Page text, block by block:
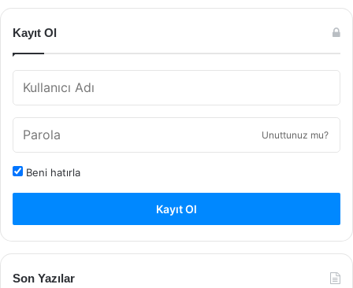
Kayıt Ol
Unuttunuz mu?
Beni hatırla
Kayıt Ol
Son Yazılar